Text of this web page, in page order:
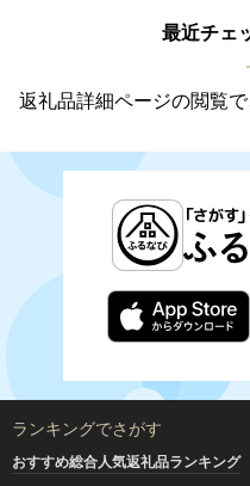
最近チェ
返礼品詳細ページの閲覧
ランキングでさがす
おすすめ総合人気返礼品ランキング